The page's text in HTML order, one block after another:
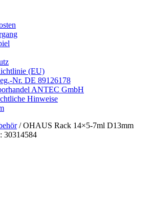
(EU)
Nr. DE 89126178
ANTEC GmbH
Hinweise
/ OHAUS Rack 14×5-7ml D13mm
30314584